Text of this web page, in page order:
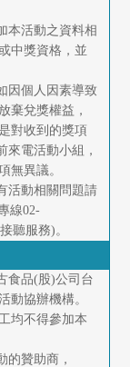
本活動之資料相
中獎資格，並
因個人因素導致
棄兌獎權益，
對收到的獎項
來電活動小組，
無異議。
活動相關問題請
線02-
聽服務)。
食品(股)公司台
動協辦機構。
均不得參加本
的贊助商，